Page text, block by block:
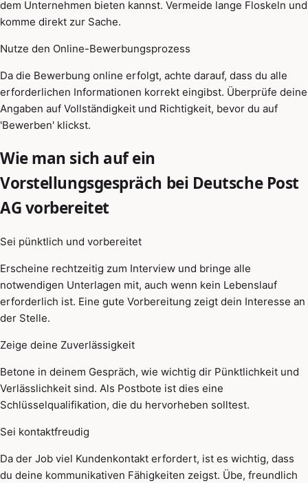
dem Unternehmen bieten kannst. Vermeide lange Floskeln und
komme direkt zur Sache.
Nutze den Online-Bewerbungsprozess
Da die Bewerbung online erfolgt, achte darauf, dass du alle
erforderlichen Informationen korrekt eingibst. Überprüfe deine
Angaben auf Vollständigkeit und Richtigkeit, bevor du auf
'Bewerben' klickst.
Wie man sich auf ein
Vorstellungsgespräch bei Deutsche Post
AG vorbereitet
Sei pünktlich und vorbereitet
Erscheine rechtzeitig zum Interview und bringe alle
notwendigen Unterlagen mit, auch wenn kein Lebenslauf
erforderlich ist. Eine gute Vorbereitung zeigt dein Interesse an
der Stelle.
Zeige deine Zuverlässigkeit
Betone in deinem Gespräch, wie wichtig dir Pünktlichkeit und
Verlässlichkeit sind. Als Postbote ist dies eine
Schlüsselqualifikation, die du hervorheben solltest.
Sei kontaktfreudig
Da der Job viel Kundenkontakt erfordert, ist es wichtig, dass
du deine kommunikativen Fähigkeiten zeigst. Übe, freundlich